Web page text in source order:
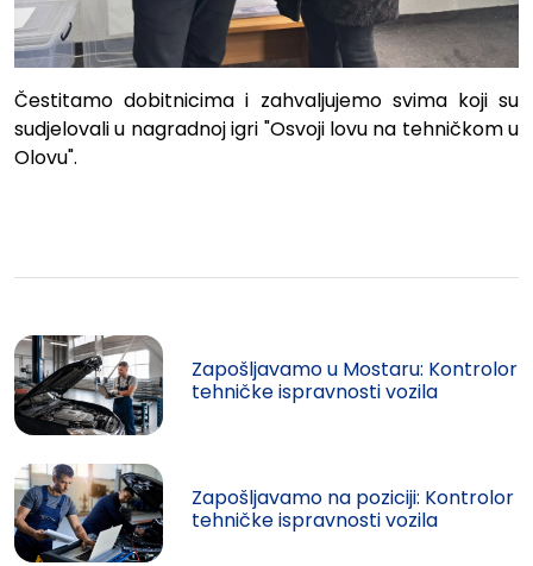
Čestitamo dobitnicima i zahvaljujemo svima koji su
sudjelovali u nagradnoj igri "Osvoji lovu na tehničkom u
Olovu".
Zapošljavamo u Mostaru: Kontrolor
tehničke ispravnosti vozila
Zapošljavamo na poziciji: Kontrolor
tehničke ispravnosti vozila